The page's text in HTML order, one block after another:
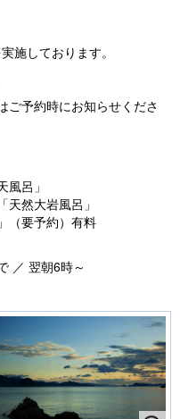
施しております。
ご予約時にお知らせくださ
呂」
然大岩風呂」
（要予約）有料
／ 翌朝6時～